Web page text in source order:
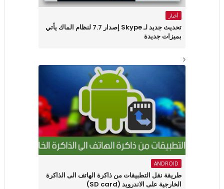
أخبار
تحديث جديد لـ Skype إصدار 7.7 لنظام الماك يأتي
بميزات جديدة
ANDROID
طريقة نقل التطبيقات من ذاكرة الهاتف الى الذاكرة
الخارجية على الاندرويد (SD card)